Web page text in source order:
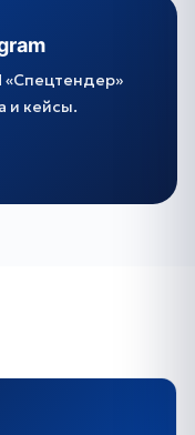
«Спецтендер»
и кейсы.